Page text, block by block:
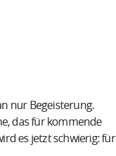
nur Begeisterung.
das für kommende
es jetzt schwierig: für